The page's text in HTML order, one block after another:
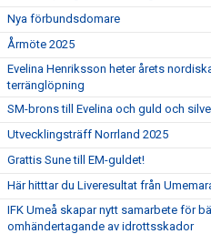
Nya förbundsdomare
Årmöte 2025
Evelina Henriksson heter årets
terränglöpning
SM-brons till Evelina och guld och
Utvecklingsträff Norrland 2025
Grattis Sune till EM-guldet!
Här hitttar du Liveresultat från
IFK Umeå skapar nytt samarbete för
omhändertagande av idrottsskador